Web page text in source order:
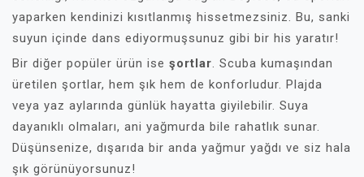
yaparken kendinizi kısıtlanmış hissetmezsiniz. Bu, sanki
suyun içinde dans ediyormuşsunuz gibi bir his yaratır!
Bir diğer popüler ürün ise şortlar. Scuba kumaşından
üretilen şortlar, hem şık hem de konforludur. Plajda
veya yaz aylarında günlük hayatta giyilebilir. Suya
dayanıklı olmaları, ani yağmurda bile rahatlık sunar.
Düşünsenize, dışarıda bir anda yağmur yağdı ve siz hala
şık görünüyorsunuz!